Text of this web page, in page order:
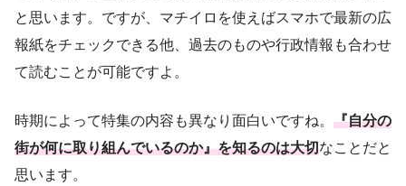
と思います。ですが、マチイロを使えばスマホで最新の広
報紙をチェックできる他、過去のものや行政情報も合わせ
て読むことが可能ですよ。
時期によって特集の内容も異なり面白いですね。 『自分の
街が何に取り組んでいるのか』を知るのは大切なことだと
思います。